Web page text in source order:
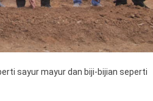
sayur mayur dan biji-bijian seperti